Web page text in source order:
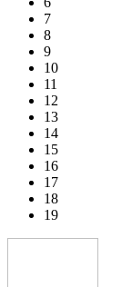
7
8
9
10
11
12
13
14
15
16
17
18
19